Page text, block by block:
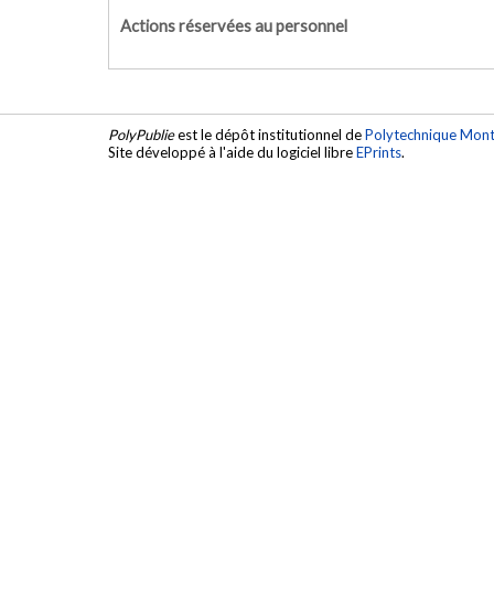
Actions réservées au personnel
PolyPublieest le dépôt institutionnel dePolytechnique
Site développé à l'aide du logiciel libreEPrints.